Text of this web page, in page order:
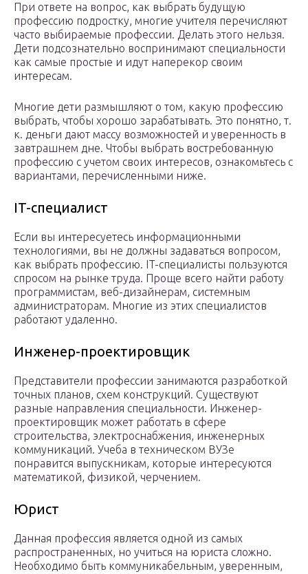
При ответе на вопрос, как выбрать будущую
профессию подростку, многие учителя перечисляют
часто выбираемые профессии. Делать этого нельзя.
Дети подсознательно воспринимают специальности
как самые простые и идут наперекор своим
интересам.
Многие дети размышляют о том, какую профессию
выбрать, чтобы хорошо зарабатывать. Это понятно, т.
к. деньги дают массу возможностей и уверенность в
завтрашнем дне. Чтобы выбрать востребованную
профессию с учетом своих интересов, ознакомьтесь с
вариантами, перечисленными ниже.
IT-специалист
Если вы интересуетесь информационными
технологиями, вы не должны задаваться вопросом,
как выбрать профессию. IT-специалисты пользуются
спросом на рынке труда. Проще всего найти работу
программистам, веб-дизайнерам, системным
администраторам. Многие из этих специалистов
работают удаленно.
Инженер-проектировщик
Представители профессии занимаются разработкой
точных планов, схем конструкций. Существуют
разные направления специальности. Инженер-
проектировщик может работать в сфере
строительства, электроснабжения, инженерных
коммуникаций. Учеба в техническом ВУЗе
понравится выпускникам, которые интересуются
математикой, физикой, черчением.
Юрист
Данная профессия является одной из самых
распространенных, но учиться на юриста сложно.
Необходимо быть коммуникабельным, уверенным,